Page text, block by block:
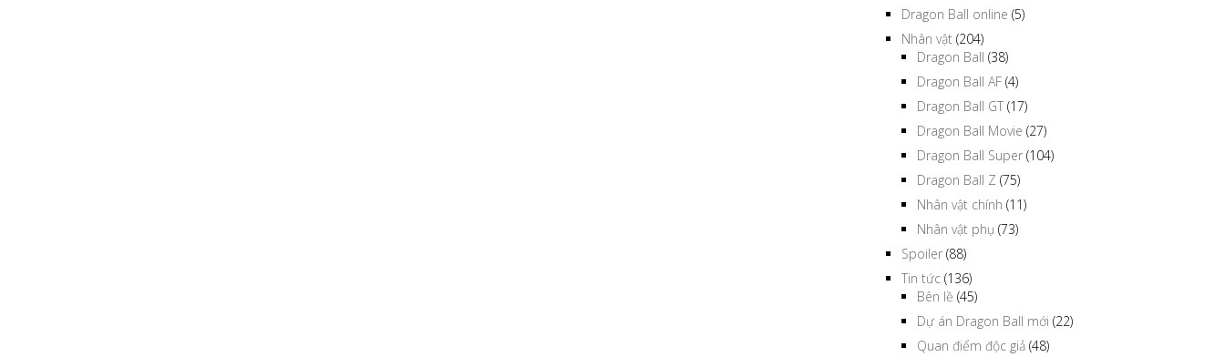
Dragon Ball online (5)
Nhân vật (204)
Dragon Ball (38)
Dragon Ball AF (4)
Dragon Ball GT (17)
Dragon Ball Movie (27)
Dragon Ball Super (104)
Dragon Ball Z (75)
Nhân vật chính (11)
Nhân vật phụ (73)
Spoiler (88)
Tin tức (136)
Bên lề (45)
Dự án Dragon Ball mới (22)
Quan điểm độc giả (48)